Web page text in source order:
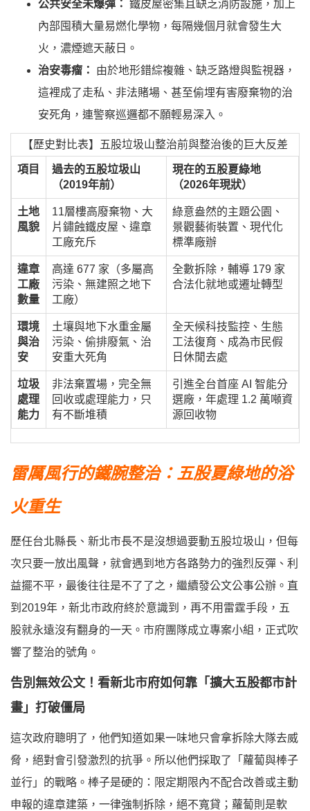
公共安全未爆彈： 鐵皮屋密集且缺乏消防設施，加上
內部囤積大量易燃化學物，每隔幾個月就會發生大
火，濃煙遮天蔽日。
治安毒瘤：
由於地形錯綜複雜、缺乏路燈與監視器，
這裡成了走私、非法賭場、甚至偷埋有害廢棄物的治
安死角，連警察巡邏都不願輕易深入。
【歷史對比表】五股垃圾山整治前與整治後的巨大反差
項目
過去的五股垃圾山
（2019年前）
現在的五股夏綠地
（2026年現狀）
土地
風貌
11層樓高廢棄物、大
片鏽蝕鐵皮屋、違章
工廠充斥
綠意盎然的主題公園、
景觀藝術裝置、現代化
標準廠辦
違章
工廠
數量
高達 677 家（多屬高
污染、無建照之地下
工廠）
全數拆除，輔導 179 家
合法化就地或遷址轉型
環境
與治
安
土壤與地下水重金屬
污染、偷排廢氣、治
安重大死角
全天候科技監控、生態
工法復育、成為市民假
日休閒去處
垃圾
處理
能力
非法棄置場，完全無
回收或處理能力，只
有不斷堆積
引進全台首座 AI 智能分
選廠，年處理 1.2 萬噸資
源回收物
雷厲風行的鐵腕整治：五股夏綠地的浴
火重生
歷任台北縣長、新北市長不是沒想過要動五股垃圾山，但每
次只要一放出風聲，就會遇到地方各路勢力的強烈反彈、利
益擺不平，最後往往是不了了之，繼續發公文公事公辦。直
到2019年，新北市政府終於意識到，再不用雷霆手段，五
股就永遠沒有翻身的一天。市府團隊成立專案小組，正式吹
響了整治的號角。
告別無效公文！看新北市府如何靠「擴大五股都市計
畫」打破僵局
這次政府聰明了，他們知道如果一味地只會拿拆除大隊去威
脅，絕對會引發激烈的抗爭。所以他們採取了「蘿蔔與棒子
並行」的戰略。棒子是硬的：限定期限內不配合改善或主動
申報的違章建築，一律強制拆除，絕不寬貸；蘿蔔則是軟